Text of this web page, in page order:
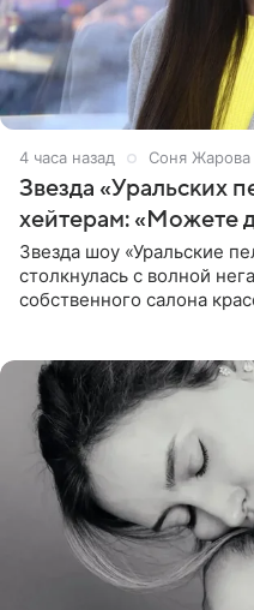
4 часа назад Соня Жарова
Звезда «Уральских
хейтерам: «Можете
Звезда шоу «Уральские
столкнулась с волной
собственного салона